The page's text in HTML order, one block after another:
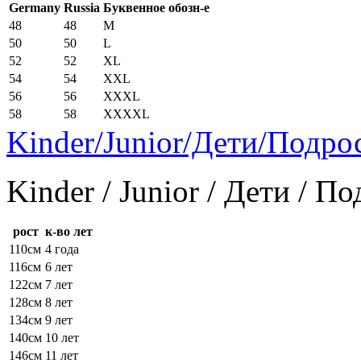
Germany Russia Буквенное обозн-е
48
48
M
50
50
L
52
52
XL
54
54
XXL
56
56
XXXL
58
58 XXXXL
Kinder/Junior/Дети/
Kinder / Junior / Дети /
рост к-во лет
110см 4 года
116см 6 лет
122см 7 лет
128см 8 лет
134см 9 лет
140см 10 лет
146см 11 лет